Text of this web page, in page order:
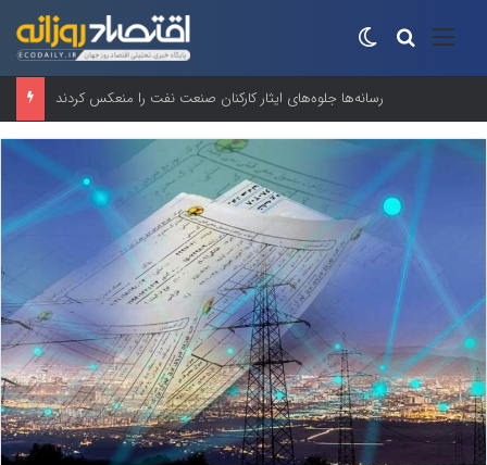
منو جستجو برای
رسانه‌ها جلوه‌های ایثار کارکنان صنعت نفت را منعکس کردند